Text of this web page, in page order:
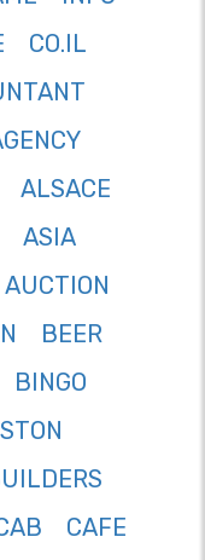
CO.IL
ALSACE
ASIA
AUCTION
BEER
BINGO
CAFE